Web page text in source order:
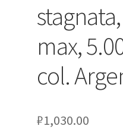
max,
col.
₽1,030.00